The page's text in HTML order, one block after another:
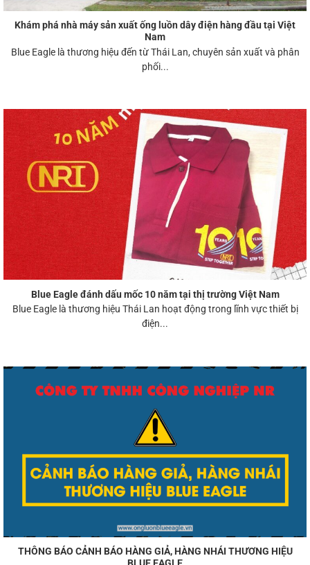
Khám phá nhà máy sản xuất ống luồn dây điện hàng đầu tại Việt
Nam
Blue Eagle là thương hiệu đến từ Thái Lan, chuyên sản xuất và phân
phối...
Blue Eagle đánh dấu mốc 10 năm tại thị trường Việt Nam
Blue Eagle là thương hiệu Thái Lan hoạt động trong lĩnh vực thiết bị
điện...
THÔNG BÁO CẢNH BÁO HÀNG GIẢ, HÀNG NHÁI THƯƠNG HIỆU